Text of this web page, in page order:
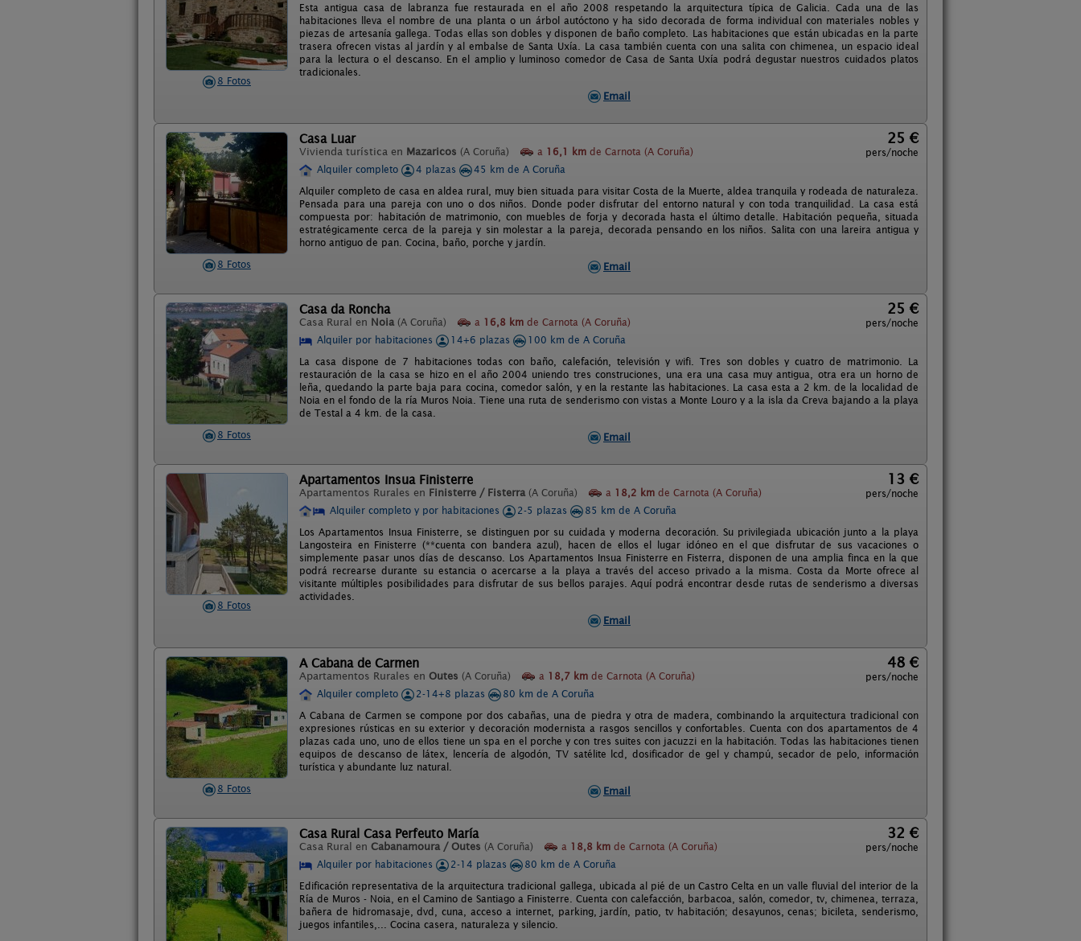
8 Fotos
Esta antigua casa de labranza fue restaurada en el año 2008 respetando la arquitectura típica de Galicia. Cada una de las
habitaciones lleva el nombre de una planta o un árbol autóctono y ha sido decorada de forma individual con materiales nobles y
piezas de artesanía gallega. Todas ellas son dobles y disponen de baño completo. Las habitaciones que están ubicadas en la parte
trasera ofrecen vistas al jardín y al embalse de Santa Uxía. La casa también cuenta con una salita con chimenea, un espacio ideal
para la lectura o el descanso. En el amplio y luminoso comedor de Casa de Santa Uxía podrá degustar nuestros cuidados platos
tradicionales.
Email
8 Fotos
Casa Luar
Vivienda turística en Mazaricos (A Coruña) a 16,1 km de Carnota (A Coruña)
25 €
pers/noche
Alquiler completo
4 plazas
45 km de A Coruña
Alquiler completo de casa en aldea rural, muy bien situada para visitar Costa de la Muerte, aldea tranquila y rodeada de naturaleza.
Pensada para una pareja con uno o dos niños. Donde poder disfrutar del entorno natural y con toda tranquilidad. La casa está
compuesta por: habitación de matrimonio, con muebles de forja y decorada hasta el último detalle. Habitación pequeña, situada
estratégicamente cerca de la pareja y sin molestar a la pareja, decorada pensando en los niños. Salita con una lareira antigua y
horno antiguo de pan. Cocina, baño, porche y jardín.
Email
8 Fotos
Casa da Roncha
Casa Rural en Noia (A Coruña) a 16,8 km de Carnota (A Coruña)
25 €
pers/noche
Alquiler por habitaciones
14+6 plazas
100 km de A Coruña
La casa dispone de 7 habitaciones todas con baño, calefación, televisión y wifi. Tres son dobles y cuatro de matrimonio. La
restauración de la casa se hizo en el año 2004 uniendo tres construciones, una era una casa muy antigua, otra era un horno de
leña, quedando la parte baja para cocina, comedor salón, y en la restante las habitaciones. La casa esta a 2 km. de la localidad de
Noia en el fondo de la ría Muros Noia. Tiene una ruta de senderismo con vistas a Monte Louro y a la isla da Creva bajando a la playa
de Testal a 4 km. de la casa.
Email
8 Fotos
Apartamentos Insua Finisterre
Apartamentos Rurales en Finisterre / Fisterra (A Coruña) a 18,2 km de Carnota (A Coruña)
13 €
pers/noche
Alquiler completo y por habitaciones
2-5 plazas
85 km de A Coruña
Los Apartamentos Insua Finisterre, se distinguen por su cuidada y moderna decoración. Su privilegiada ubicación junto a la playa
Langosteira en Finisterre (**cuenta con bandera azul), hacen de ellos el lugar idóneo en el que disfrutar de sus vacaciones o
simplemente pasar unos días de descanso. Los Apartamentos Insua Finisterre en Fisterra, disponen de una amplia finca en la que
podrá recrearse durante su estancia o acercarse a la playa a través del acceso privado a la misma. Costa da Morte ofrece al
visitante múltiples posibilidades para disfrutar de sus bellos parajes. Aquí podrá encontrar desde rutas de senderismo a diversas
actividades.
Email
8 Fotos
A Cabana de Carmen
Apartamentos Rurales en Outes (A Coruña) a 18,7 km de Carnota (A Coruña)
48 €
pers/noche
Alquiler completo
2-14+8 plazas
80 km de A Coruña
A Cabana de Carmen se compone por dos cabañas, una de piedra y otra de madera, combinando la arquitectura tradicional con
expresiones rústicas en su exterior y decoración modernista a rasgos sencillos y confortables. Cuenta con dos apartamentos de 4
plazas cada uno, uno de ellos tiene un spa en el porche y con tres suites con jacuzzi en la habitación. Todas las habitaciones tienen
equipos de descanso de látex, lencería de algodón, TV satélite lcd, dosificador de gel y champú, secador de pelo, información
turística y abundante luz natural.
Email
Casa Rural Casa Perfeuto María
Casa Rural en Cabanamoura / Outes (A Coruña) a 18,8 km de Carnota (A Coruña)
32 €
pers/noche
Alquiler por habitaciones
2-14 plazas
80 km de A Coruña
Edificación representativa de la arquitectura tradicional gallega, ubicada al pié de un Castro Celta en un valle fluvial del interior de la
Ría de Muros - Noia, en el Camino de Santiago a Finisterre. Cuenta con calefacción, barbacoa, salón, comedor, tv, chimenea, terraza,
bañera de hidromasaje, dvd, cuna, acceso a internet, parking, jardín, patio, tv habitación; desayunos, cenas; bicileta, senderismo,
juegos infantiles,... Cocina casera, naturaleza y silencio.